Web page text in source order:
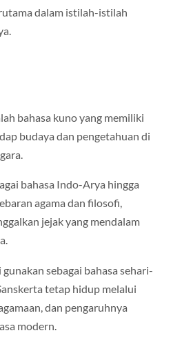
dalam istilah-istilah
bahasa kuno yang memiliki
budaya dan pengetahuan di
bahasa Indo-Arya hingga
agama dan filosofi,
jejak yang mendalam
sebagai bahasa sehari-
tetap hidup melalui
dan pengaruhnya
modern.